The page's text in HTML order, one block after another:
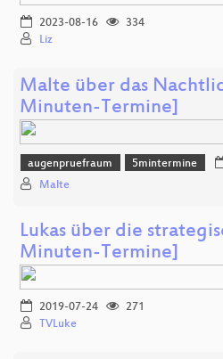
2023-08-16
334
Liz
Malte über das
Minuten-Termine]
augenpruefraum 5mintermine
Malte
Lukas über die
Minuten-Termine]
2019-07-24
271
TVLuke